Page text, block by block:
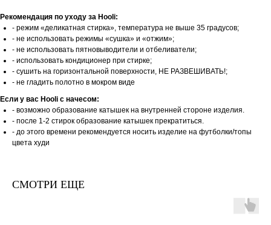
Рекомендация по уходу за Hooli:
- режим «деликатная стирка», температура не выше 35 градусов;
- не использовать режимы «сушка» и «отжим»;
- не использовать пятновыводители и отбеливатели;
- использовать кондиционер при стирке;
- сушить на горизонтальной поверхности, НЕ РАЗВЕШИВАТЬ!;
- не гладить полотно в мокром виде
Если у вас Hooli c начесом:
- возможно образование катышек на внутренней стороне изделия.
- после 1-2 стирок образование катышек прекратиться.
- до этого времени рекомендуется носить изделие на футболки/топы
цвета худи
СМОТРИ ЕЩЕ